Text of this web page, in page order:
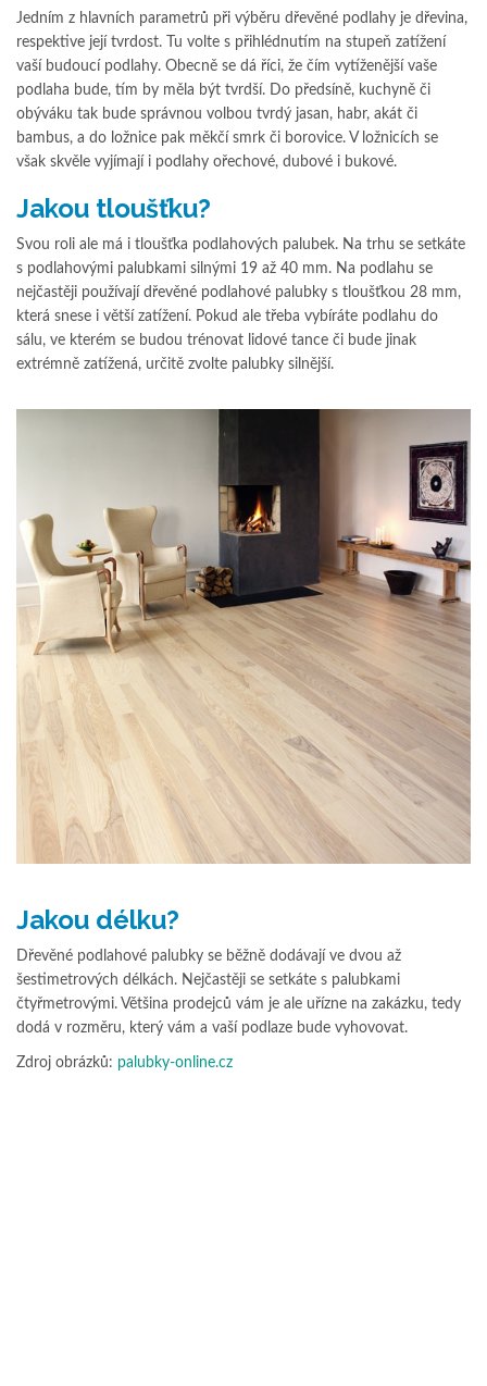
Jedním z hlavních parametrů při výběru dřevěné podlahy je dřevina,
respektive její tvrdost. Tu volte s přihlédnutím na stupeň zatížení
vaší budoucí podlahy. Obecně se dá říci, že čím vytíženější vaše
podlaha bude, tím by měla být tvrdší. Do předsíně, kuchyně či
obýváku tak bude správnou volbou tvrdý jasan, habr, akát či
bambus, a do ložnice pak měkčí smrk či borovice. V ložnicích se
však skvěle vyjímají i podlahy ořechové, dubové i bukové.
Jakou tloušťku?
Svou roli ale má i tloušťka podlahových palubek. Na trhu se setkáte
s podlahovými palubkami silnými 19 až 40 mm. Na podlahu se
nejčastěji používají dřevěné podlahové palubky s tloušťkou 28 mm,
která snese i větší zatížení. Pokud ale třeba vybíráte podlahu do
sálu, ve kterém se budou trénovat lidové tance či bude jinak
extrémně zatížená, určitě zvolte palubky silnější.
Jakou délku?
Dřevěné podlahové palubky se běžně dodávají ve dvou až
šestimetrových délkách. Nejčastěji se setkáte s palubkami
čtyřmetrovými. Většina prodejců vám je ale uřízne na zakázku, tedy
dodá v rozměru, který vám a vaší podlaze bude vyhovovat.
Zdroj obrázků: palubky-online.cz